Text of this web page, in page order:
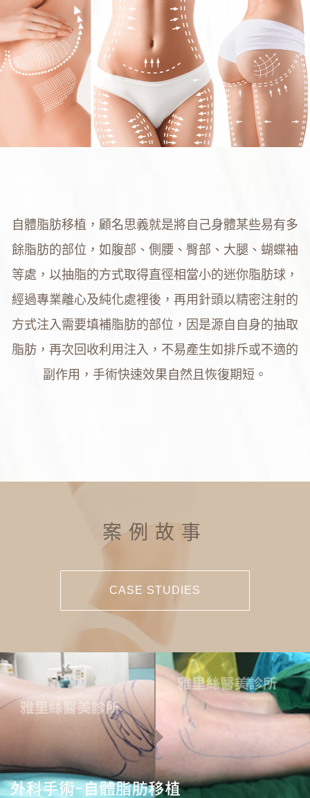
自體脂肪移植，顧名思義就是將自己身體某些易有多
餘脂肪的部位，如腹部、側腰、臀部、大腿、蝴蝶袖
等處，以抽脂的方式取得直徑相當小的迷你脂肪球，
經過專業離心及純化處裡後，再用針頭以精密注射的
方式注入需要填補脂肪的部位，因是源自自身的抽取
脂肪，再次回收利用注入，不易產生如排斥或不適的
副作用，手術快速效果自然且恢復期短。
案例故事
CASE STUDIES